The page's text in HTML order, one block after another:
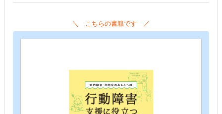
＼ こちらの書籍です ／